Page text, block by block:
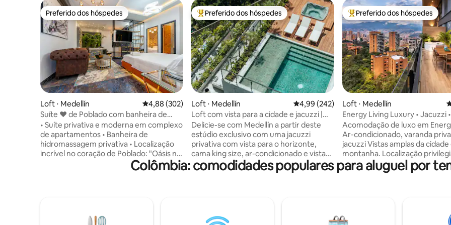
Preferido dos hóspedes
Preferido dos hóspedes
Loft ⋅ Medellín 4,88 de uma avaliação média de 5, 302 avaliações
4,88 (302)
Suíte ♥ de Poblado com banheira de
☆hidromassagem, ●200 Mb Wi-Fi,
☆natureza e ar-condicionado
• Suíte privativa e moderna em complexo
de apartamentos • Banheira de
hidromassagem privativa • Localização
incrível no coração de Poblado: "Oásis no
meio da melhor parte da cidade, a uma
curta distância a pé de tudo" • 5 minutos
velocidade de 200 Mb • Muita natureza
Entre os melhores preferidos dos hóspedes
Preferido dos hóspedes
Loft ⋅ Medellín 4,99 de uma avaliação média de 5, 242
4,99 (242)
Loft com vista para a cidade e jacuzzi |
Localização privilegiada em Provenza
Delicie-se com Medellín a partir deste
estúdio exclusivo com uma jacuzzi
privativa com vista para o horizonte,
cama king size, ar-condicionado e vistas
deslumbrantes da cidade — o melhor
retiro para elegância, conforto e vida
poucos minutos de distância. Desfrute
Entre os melhores preferidos
Preferido dos hóspedes
Loft ⋅ Medellín
Energy Living Luxury • Jacuzzi
Varanda com vista
Acomodação de luxo em
Ar-condicionado, varanda
jacuzzi Vistas amplas da cidade e da
montanha. Localização
poucos minutos de Provenza.
mais emblemático de Medellín. • Varanda
Wi-Fi rápido – ideal para
• Janelas do chão ao teto • Piscina no
Colômbia: comodidades populares para aluguel por